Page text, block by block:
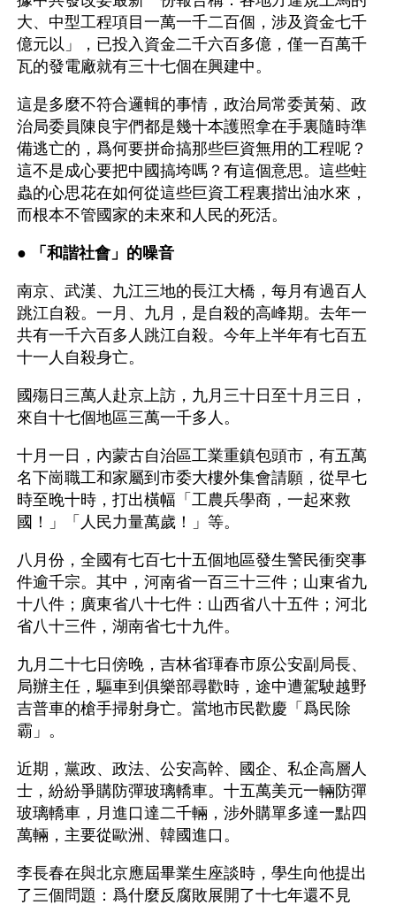
大、中型工程項目一萬一千二百個，涉及資金七千
億元以」，已投入資金二千六百多億，僅一百萬千
瓦的發電廠就有三十七個在興建中。
這是多麼不符合邏輯的事情，政治局常委黃菊、政
治局委員陳良宇們都是幾十本護照拿在手裏隨時準
備逃亡的，爲何要拼命搞那些巨資無用的工程呢？
這不是成心要把中國搞垮嗎？有這個意思。這些蛀
蟲的心思花在如何從這些巨資工程裏揩出油水來，
而根本不管國家的未來和人民的死活。
● 「和諧社會」的噪音
南京、武漢、九江三地的長江大橋，每月有過百人
跳江自殺。一月、九月，是自殺的高峰期。去年一
共有一千六百多人跳江自殺。今年上半年有七百五
十一人自殺身亡。
國殤日三萬人赴京上訪，九月三十日至十月三日，
來自十七個地區三萬一千多人。
十月一日，內蒙古自治區工業重鎮包頭市，有五萬
名下崗職工和家屬到市委大樓外集會請願，從早七
時至晚十時，打出橫幅「工農兵學商，一起來救
國！」「人民力量萬歲！」等。
八月份，全國有七百七十五個地區發生警民衝突事
件逾千宗。其中，河南省一百三十三件；山東省九
十八件；廣東省八十七件：山西省八十五件；河北
省八十三件，湖南省七十九件。
九月二十七日傍晚，吉林省琿春市原公安副局長、
局辦主任，驅車到俱樂部尋歡時，途中遭駕駛越野
吉普車的槍手掃射身亡。當地市民歡慶「爲民除
霸」。
近期，黨政、政法、公安高幹、國企、私企高層人
士，紛紛爭購防彈玻璃轎車。十五萬美元一輛防彈
玻璃轎車，月進口達二千輛，涉外購單多達一點四
萬輛，主要從歐洲、韓國進口。
李長春在與北京應屆畢業生座談時，學生向他提出
了三個問題：爲什麼反腐敗展開了十七年還不見